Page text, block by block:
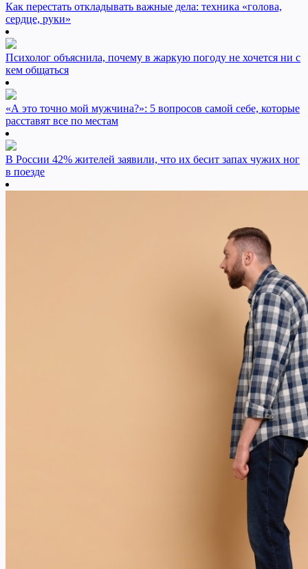
Как перестать откладывать важные дела: техника «голова,
сердце, руки»
Психолог объяснила, почему в жаркую погоду не хочется ни с
кем общаться
«А это точно мой мужчина?»: 5 вопросов самой себе, которые
расставят все по местам
В России 42% жителей заявили, что их бесит запах чужих ног
в поезде